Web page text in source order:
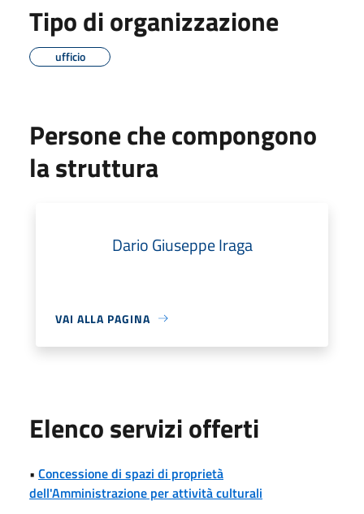
Tipo di organizzazione
ufficio
Persone che compongono
la struttura
Dario Giuseppe Iraga
VAI ALLA PAGINA
Elenco servizi offerti
• Concessione di spazi di proprietà
dell'Amministrazione per attività culturali